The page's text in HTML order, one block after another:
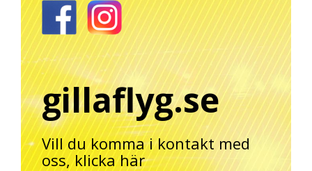
gillaflyg.se
Vill du komma i kontakt med
oss, klicka här